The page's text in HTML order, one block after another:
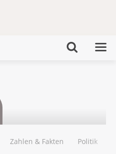
Zahlen & Fakten Politik